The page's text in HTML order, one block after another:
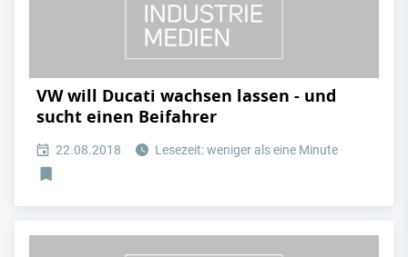
VW will Ducati wachsen lassen - und
sucht einen Beifahrer
22.08.2018 Lesezeit: weniger als eine Minute